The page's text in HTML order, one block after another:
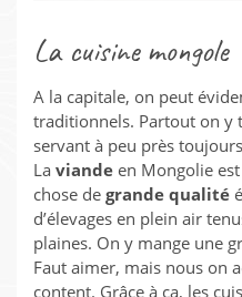
La cuisine mongole
A la capitale, on peut
traditionnels. Partout on y
servant à peu près
La viande en Mongolie
chose de grande qualité
d’élevages en plein air
plaines. On y mange une
Faut aimer, mais nous on
content. Grâce à ça, les